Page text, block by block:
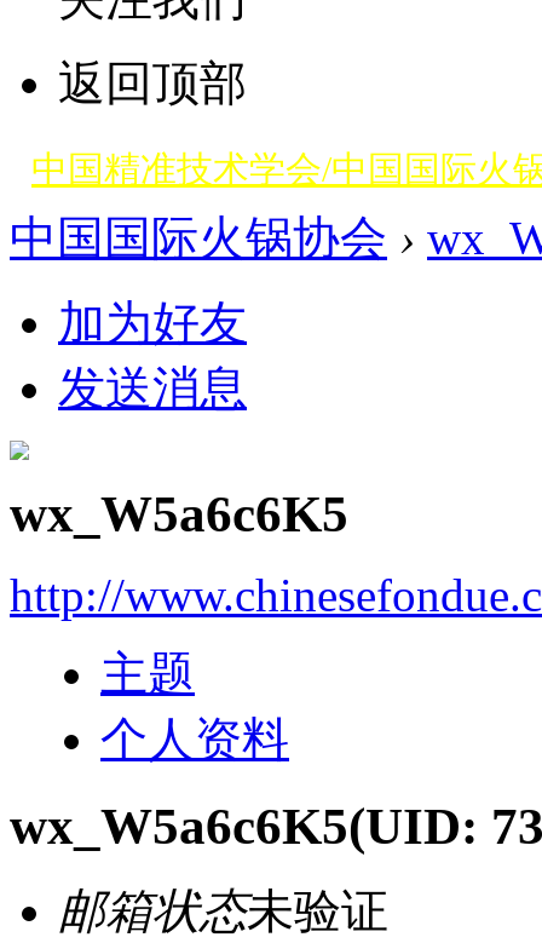
返回顶部
中国精准技术学会/中国国际火
中国国际火锅协会 ›
加为好友
发送消息
wx_W5a6c6K5
http://
主题
个人资料
wx_W5a6c6K5(UID:
邮箱状态未验证